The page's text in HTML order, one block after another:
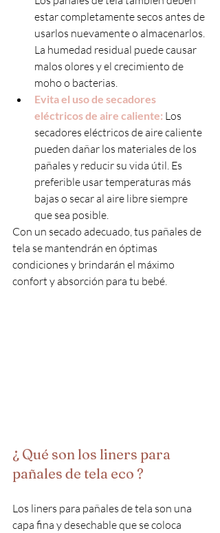
estar completamente secos antes de
usarlos nuevamente o almacenarlos.
La humedad residual puede causar
malos olores y el crecimiento de
moho o bacterias.
Evita el uso de secadores
eléctricos de aire caliente: Los
secadores eléctricos de aire caliente
pueden dañar los materiales de los
pañales y reducir su vida útil. Es
preferible usar temperaturas más
bajas o secar al aire libre siempre
que sea posible.
Con un secado adecuado, tus pañales de
tela se mantendrán en óptimas
condiciones y brindarán el máximo
confort y absorción para tu bebé.
¿ Qué son los liners para
pañales de tela eco ?
Los liners para pañales de tela son una
capa fina y desechable que se coloca